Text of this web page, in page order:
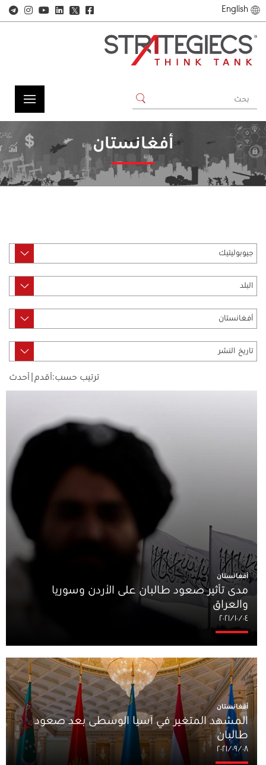
English
𝕏
أفغانستان
ترتيب حسب: أقدم أحدث
أفغانستان
مدى تأثير صعود طالبان على الأردن وسوريا
والعراق
٠٤‏/١٠‏/٢٠٢١
أفغانستان
المشهد المتغير في آسيا الوسطى بعد صعود
طالبان
٠٨‏/٠٩‏/٢٠٢١